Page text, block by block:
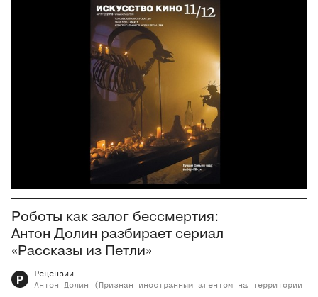
Роботы как залог бессмертия:
Антон Долин разбирает сериал
«Рассказы из Петли»
Р
Рецензии
Антон
Долин (Признан иностранным агентом на территории